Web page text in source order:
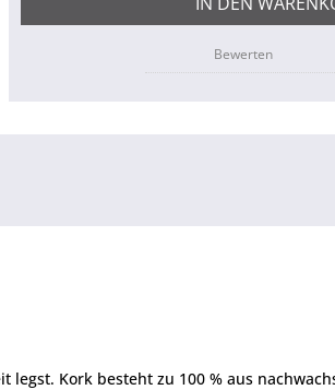
Bewerten
Kork besteht zu 100 % aus